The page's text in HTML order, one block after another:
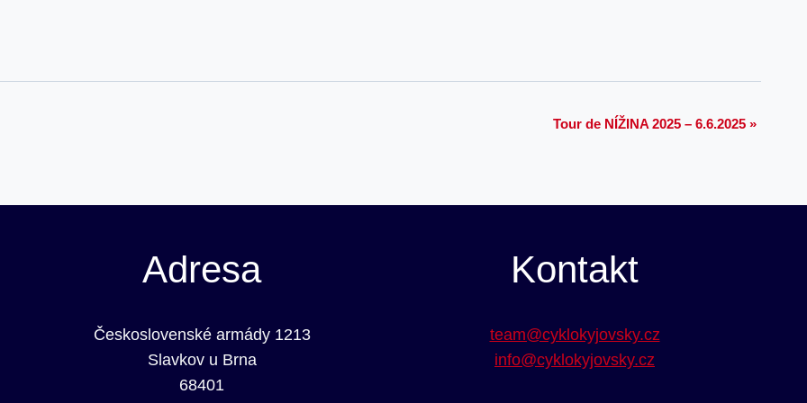
Tour de NÍŽINA 2025 – 6.6.2025 »
Adresa
Československé armády 1213
Slavkov u Brna
68401
Kontakt
team@cyklokyjovsky.cz
info@cyklokyjovsky.cz